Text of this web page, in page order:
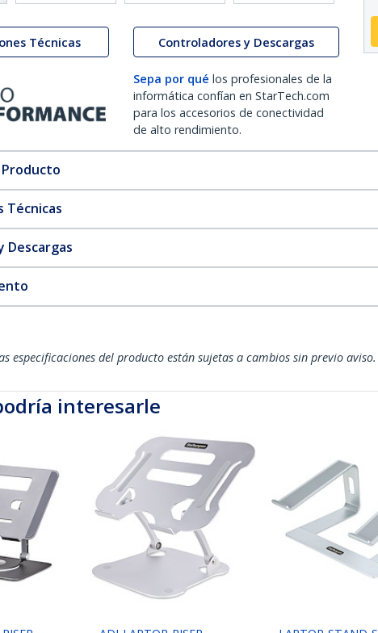
Técnicas Controladores y Descargas
Sepa por qué los profesionales de la
informática confían en StarTech.com
para los accesorios de conectividad
de alto rendimiento.
Técnicas
Descargas
especificaciones del producto están sujetas a cambios sin previo aviso.
interesarle